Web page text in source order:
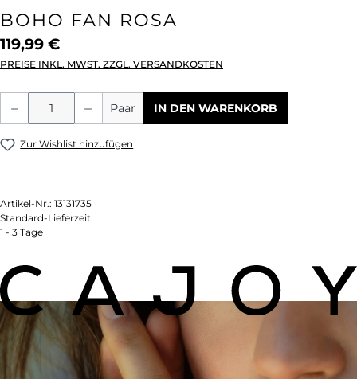
BOHO FAN ROSA
119,99 €
PREISE INKL. MWST. ZZGL. VERSANDKOSTEN
Produkt Anzahl: Gib den gewünschten
Paar IN DEN WARENKORB
Zur Wishlist hinzufügen
Artikel-Nr.: 13131735
Standard-Lieferzeit:
1 - 3 Tage